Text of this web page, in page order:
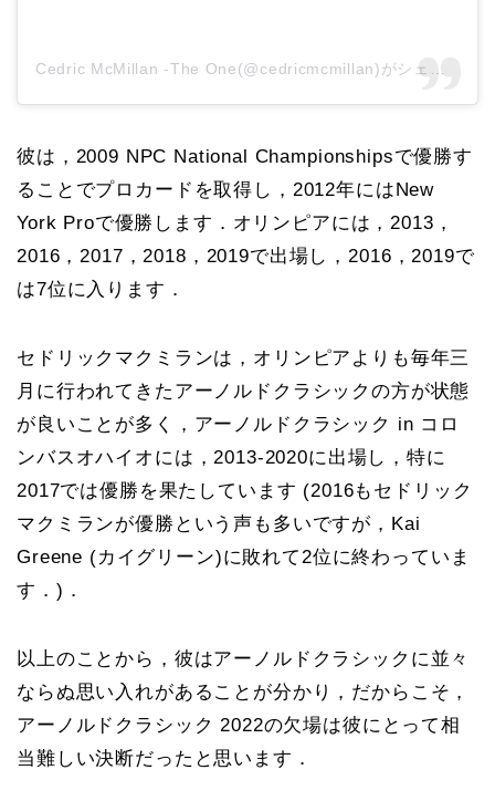
彼は，2009 NPC National Championshipsで優勝す
ることでプロカードを取得し，2012年にはNew
York Proで優勝します．オリンピアには，2013，
2016，2017，2018，2019で出場し，2016，2019で
は7位に入ります．
セドリックマクミランは，オリンピアよりも毎年三
月に行われてきたアーノルドクラシックの方が状態
が良いことが多く，アーノルドクラシック in コロ
ンバスオハイオには，2013-2020に出場し，特に
2017では優勝を果たしています (2016もセドリック
マクミランが優勝という声も多いですが，Kai
Greene (カイグリーン)に敗れて2位に終わっていま
す．)．
以上のことから，彼はアーノルドクラシックに並々
ならぬ思い入れがあることが分かり，だからこそ，
アーノルドクラシック 2022の欠場は彼にとって相
当難しい決断だったと思います．